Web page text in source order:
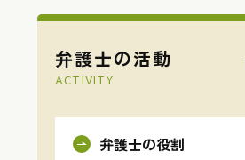
弁護士の活動
ACTIVITY
弁護士の役割